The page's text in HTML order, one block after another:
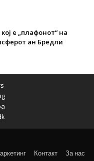
е „плафонот“ на
ан Бредли
Контакт За нас